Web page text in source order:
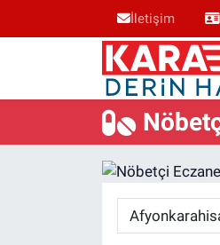
İletişim
Karabük Nöbetçi
Karabük Hava Durumu
Karabük Trafik Yoğunluk
Süper Lig Puan Durumu